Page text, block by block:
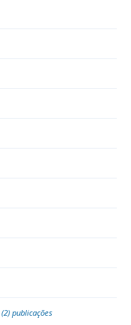
(2) publicações